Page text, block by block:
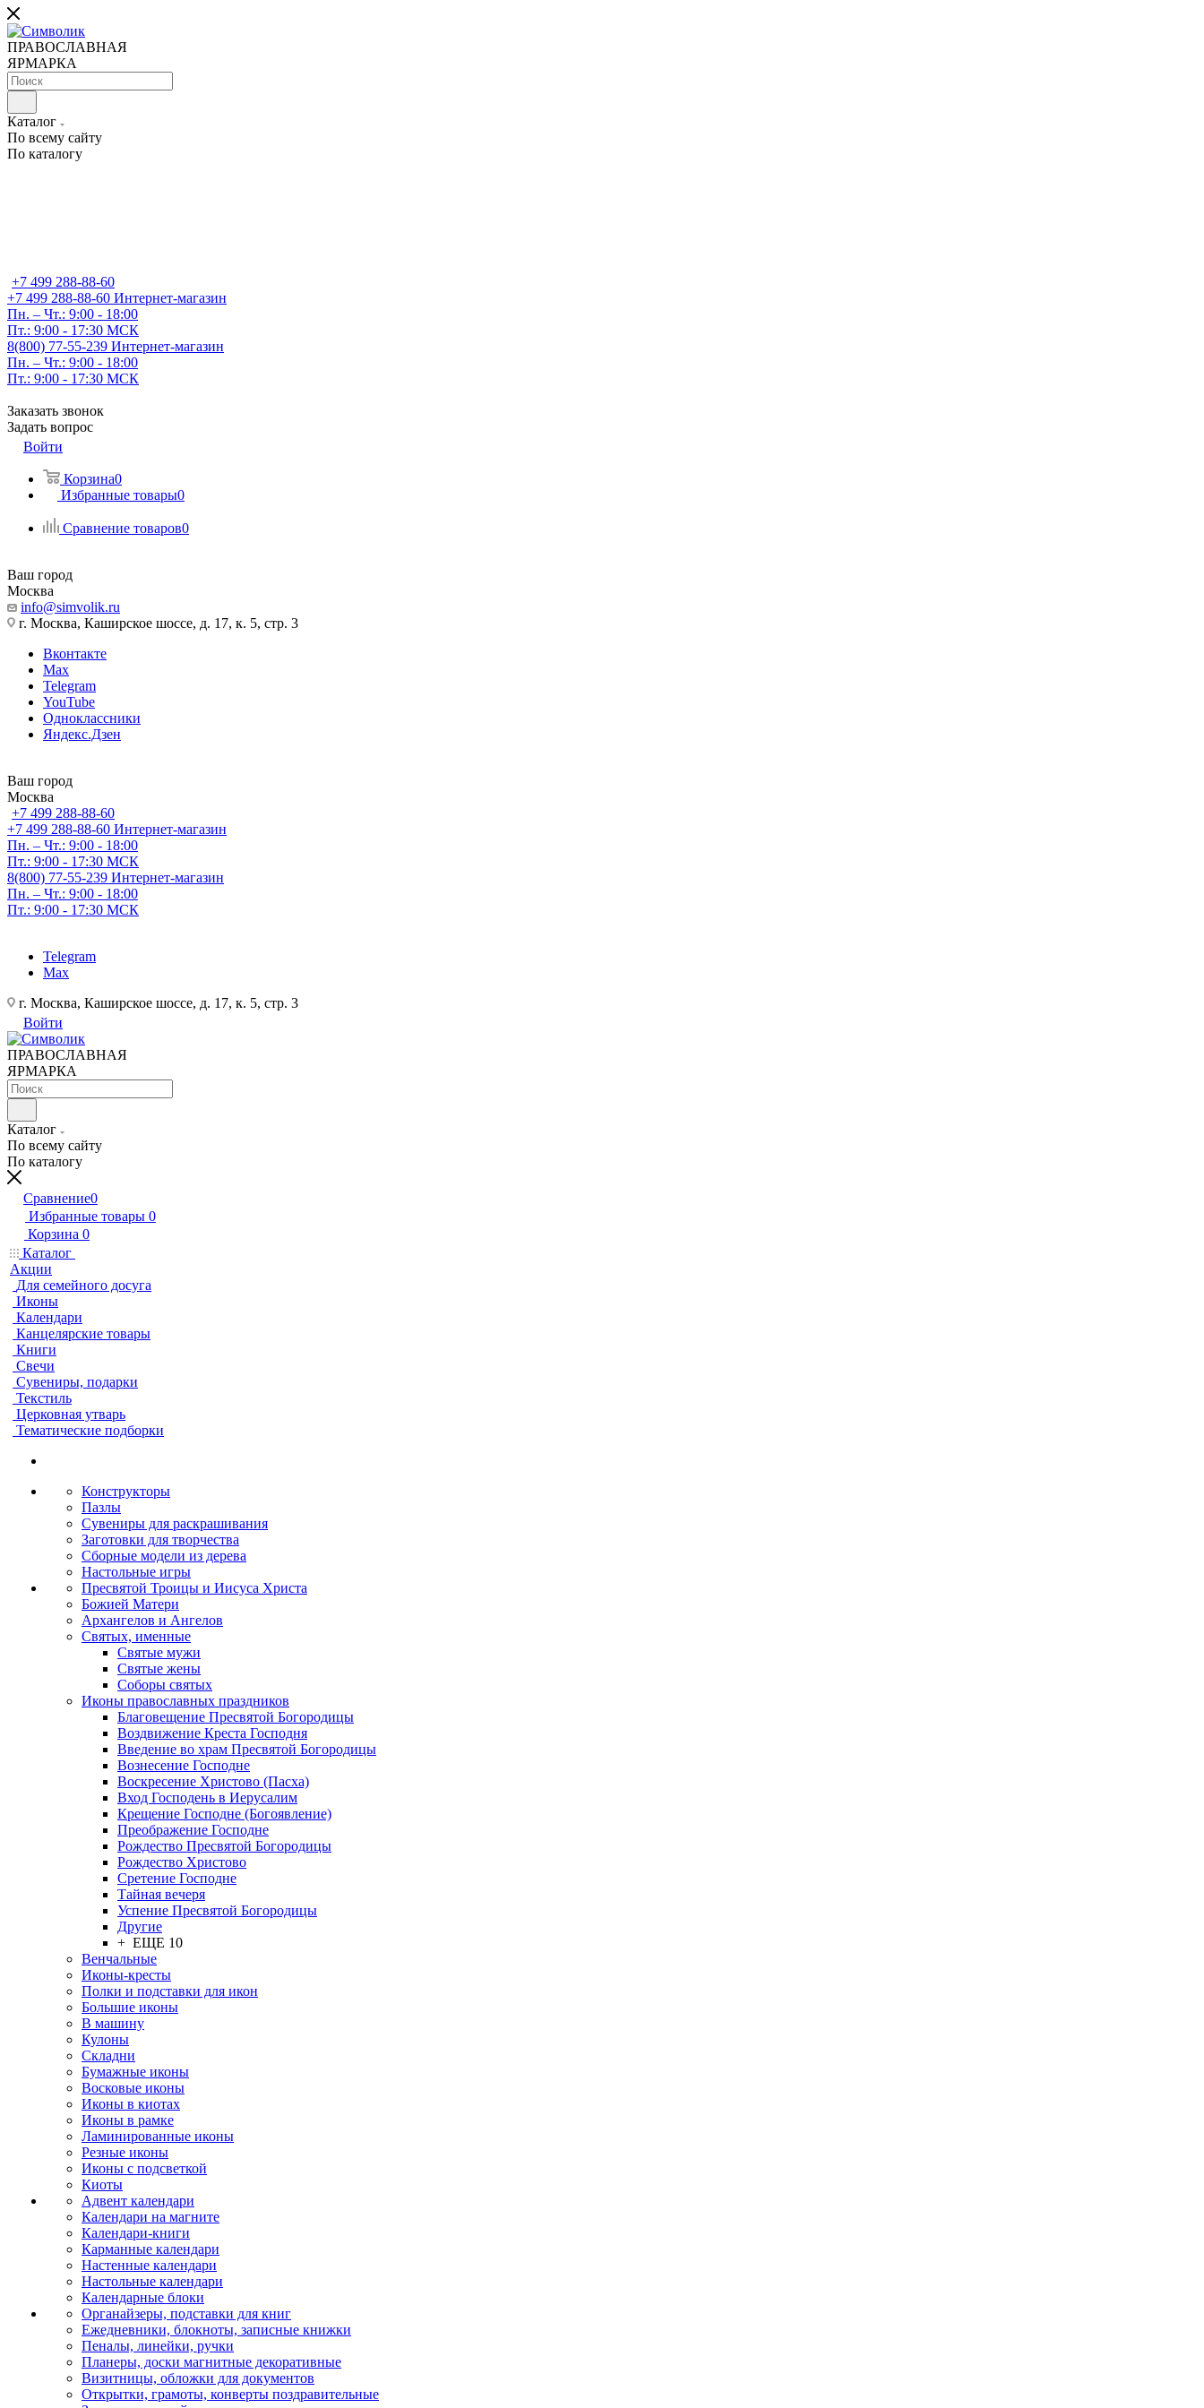
ПРАВОСЛАВНАЯ
ЯРМАРКА
Каталог
По всему сайту
По каталогу
+7 499 288-88-60
+7 499 288-88-60 Интернет-магазин
Пн. – Чт.: 9:00 - 18:00
Пт.: 9:00 - 17:30 МСК
8(800) 77-55-239 Интернет-магазин
Пн. – Чт.: 9:00 - 18:00
Пт.: 9:00 - 17:30 МСК
Заказать звонок
Задать вопрос
Войти
Корзина0
Избранные товары0
Сравнение товаров0
Ваш город
Москва
info@simvolik.ru
г. Москва, Каширское шоссе, д. 17, к. 5, стр. 3
Вконтакте
Max
Telegram
YouTube
Одноклассники
Яндекс.Дзен
Ваш город
Москва
+7 499 288-88-60
+7 499 288-88-60 Интернет-магазин
Пн. – Чт.: 9:00 - 18:00
Пт.: 9:00 - 17:30 МСК
8(800) 77-55-239 Интернет-магазин
Пн. – Чт.: 9:00 - 18:00
Пт.: 9:00 - 17:30 МСК
Telegram
Max
г. Москва, Каширское шоссе, д. 17, к. 5, стр. 3
Войти
ПРАВОСЛАВНАЯ
ЯРМАРКА
Каталог
По всему сайту
По каталогу
Сравнение0
Избранные товары 0
Корзина 0
Каталог
Акции
Для семейного досуга
Иконы
Календари
Канцелярские товары
Книги
Свечи
Сувениры, подарки
Текстиль
Церковная утварь
Тематические подборки
Конструкторы
Пазлы
Сувениры для раскрашивания
Заготовки для творчества
Сборные модели из дерева
Настольные игры
Пресвятой Троицы и Иисуса Христа
Божией Матери
Архангелов и Ангелов
Святых, именные
Святые мужи
Святые жены
Соборы святых
Иконы православных праздников
Благовещение Пресвятой Богородицы
Воздвижение Креста Господня
Введение во храм Пресвятой Богородицы
Вознесение Господне
Воскресение Христово (Пасха)
Вход Господень в Иерусалим
Крещение Господне (Богоявление)
Преображение Господне
Рождество Пресвятой Богородицы
Рождество Христово
Сретение Господне
Тайная вечеря
Успение Пресвятой Богородицы
Другие
+ ЕЩЕ 10
Венчальные
Иконы-кресты
Полки и подставки для икон
Большие иконы
В машину
Кулоны
Складни
Бумажные иконы
Восковые иконы
Иконы в киотах
Иконы в рамке
Ламинированные иконы
Резные иконы
Иконы с подсветкой
Киоты
Адвент календари
Календари на магните
Календари-книги
Карманные календари
Настенные календари
Настольные календари
Календарные блоки
Органайзеры, подставки для книг
Ежедневники, блокноты, записные книжки
Пеналы, линейки, ручки
Планеры, доски магнитные декоративные
Визитницы, обложки для документов
Открытки, грамоты, конверты поздравительные